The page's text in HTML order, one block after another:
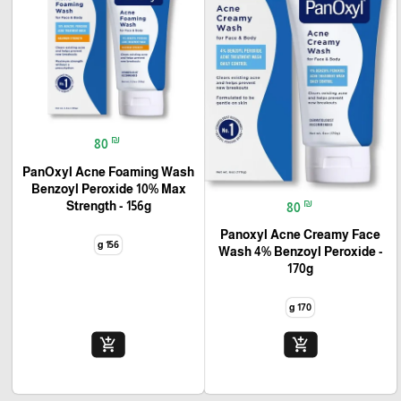
80 ₪
Panoxyl Acne Creamy Face
Wash 4% Benzoyl Peroxide -
170g
170 g
add_shopping_cart
80 ₪
PanOxyl Acne Foaming Wash
Benzoyl Peroxide 10% Max
Strength - 156g
156 g
add_shopping_cart